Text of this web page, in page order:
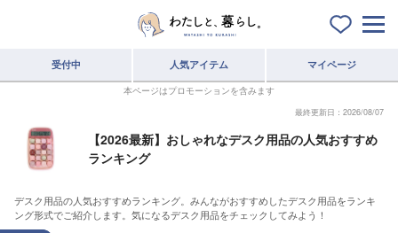
受付中 人気アイテム マイページ
本ページはプロモーションを含みます
最終更新日：2026/08/07
【2026最新】おしゃれなデスク用品の人気おすすめ
ランキング
デスク用品の人気おすすめランキング。みんながおすすめしたデスク用品をランキ
ング形式でご紹介します。気になるデスク用品をチェックしてみよう！